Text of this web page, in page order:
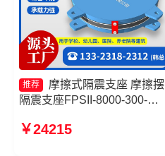
推荐
摩擦式隔震支座 摩擦摆
隔震支座FPSII-8000-300-
座厂家 隔震支座FPS-
￥24215